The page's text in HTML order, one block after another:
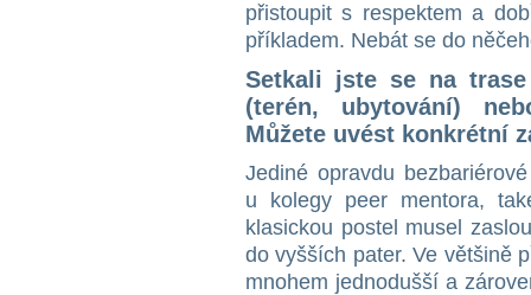
přistoupit s respektem a
příkladem. Nebát se do
Setkali jste se na
(terén, ubytování)
Můžete uvést konkrétní
Jediné opravdu
u kolegy peer mentora,
klasickou postel musel
do vyšších pater. Ve většině
mnohem jednodušší a